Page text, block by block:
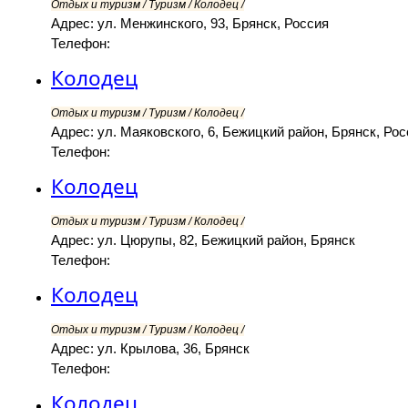
Отдых и туризм / Туризм / Колодец /
Адрес: ул. Менжинского, 93, Брянск, Россия
Телефон:
Колодец
Отдых и туризм / Туризм / Колодец /
Адрес: ул. Маяковского, 6, Бежицкий район, Брянск,
Телефон:
Колодец
Отдых и туризм / Туризм / Колодец /
Адрес: ул. Цюрупы, 82, Бежицкий район, Брянск
Телефон:
Колодец
Отдых и туризм / Туризм / Колодец /
Адрес: ул. Крылова, 36, Брянск
Телефон: